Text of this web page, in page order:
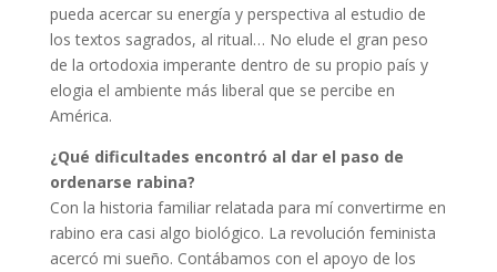
pueda acercar su energía y perspectiva al estudio de
los textos sagrados, al ritual… No elude el gran peso
de la ortodoxia imperante dentro de su propio país y
elogia el ambiente más liberal que se percibe en
América.
¿Qué dificultades encontró al dar el paso de
ordenarse rabina?
Con la historia familiar relatada para mí convertirme en
rabino era casi algo biológico. La revolución feminista
acercó mi sueño. Contábamos con el apoyo de los